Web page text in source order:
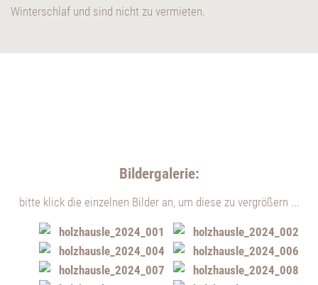
Winterschlaf und sind nicht zu vermieten.
Bildergalerie:
bitte klick die einzelnen Bilder an, um diese zu vergrößern ...